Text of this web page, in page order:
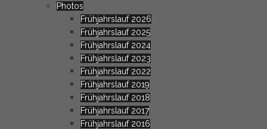
Photos
Frühjahrslauf 2026
Frühjahrslauf 2025
Frühjahrslauf 2024
Frühjahrslauf 2023
Frühjahrslauf 2022
Frühjahrslauf 2019
Frühjahrslauf 2018
Frühjahrslauf 2017
Frühjahrslauf 2016